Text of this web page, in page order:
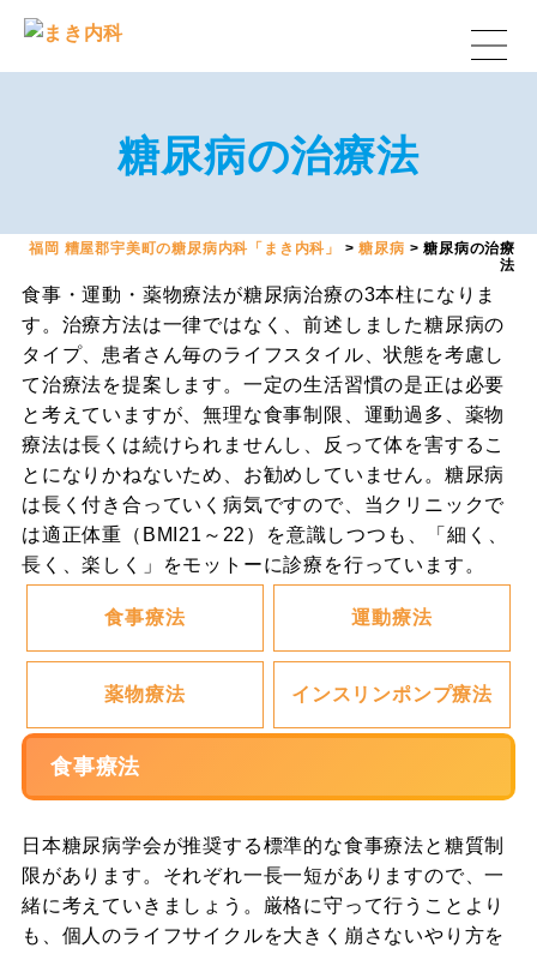
糖尿病の治療法
福岡 糟屋郡宇美町の糖尿病内科「まき内科」 >糖尿病 >糖尿病の治療
法
食事・運動・薬物療法が糖尿病治療の3本柱になりま
す。治療方法は一律ではなく、前述しました糖尿病の
タイプ、患者さん毎のライフスタイル、状態を考慮し
て治療法を提案します。一定の生活習慣の是正は必要
と考えていますが、無理な食事制限、運動過多、薬物
療法は長くは続けられませんし、反って体を害するこ
とになりかねないため、お勧めしていません。糖尿病
は長く付き合っていく病気ですので、当クリニックで
は適正体重（BMI21～22）を意識しつつも、「細く、
長く、楽しく」をモットーに診療を行っています。
食事療法 運動療法
薬物療法 インスリンポンプ療法
食事療法
日本糖尿病学会が推奨する標準的な食事療法と糖質制
限があります。それぞれ一長一短がありますので、一
緒に考えていきましょう。厳格に守って行うことより
も、個人のライフサイクルを大きく崩さないやり方を